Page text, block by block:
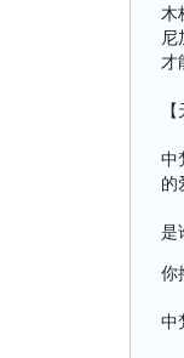
木
尼
才
中
的
是
你
中